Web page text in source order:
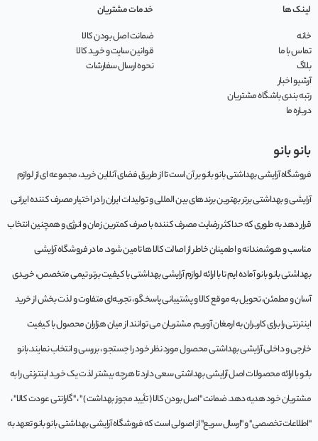
لینک ها
خانه
تماس با ما
بلاگ
آرشیو اخبار
رتبه بندی باشگاه مشتریان
درباره ما
خدمات مشتریان
ضمانت اصل بودن کالا
قوانین سایت و خرید کالا
نحوه ارسال سفارشات
بانو بانو
فروشگاه آرایشی بهداشتی بانو بانو بر آن است تا از طریق فضای آنلاین خرید، مجموعه‌ ای از لوازم
آرایشی و بهداشتی برتر بهترین برندهای بین المللی و تولیدات ایران را در اختیار مصرف کننده ایرانی
قرار دهد به طوری که حداکثر رضایت مصرف کننده با صرف کمترین زمان و انرژی و همچنین انتخاب
مناسب و هوشمندانه و اطمینان خاطر از اصالت کالا ها تامین شود. ما در فروشگاه آرایشی
بهداشتی بانو بانو آماده ایم تا با ارائه لوازم آرایشی بهداشتی با کیفیت برتر، تیمی متخصص، خریدی
آسان و مطمئن، تحویل به موقع کالا و پشتیبانی پاسخگو، تجربه‌ای متفاوت و لذت بخش از خرید
اینترنتی را برای کاربران به ارمغان آوریم. مشتريان می توانند از ميان هزاران محصول با کيفيت
خارجی و داخلی آرایشی بهداشتی محصول مورد نظر خود را جستجو ، بررسی و انتخاب نمايند.بانو
بانو با ارائه محصولات اصل آرایشی بهداشتی سعی دارد تا هرچه بیشتر لذت یک خرید اینترنتی را به
مشتریان خود هدیه دهد. ضمانت "اصل بودن کالا ( تأیید مجوز بهداشت ) " ، "گارانتی عودت کالا" ،
"اطلاعات تخصصی" و "ارسال سریع" از اصولی است که فروشگاه آرایشی بهداشتی بانو بانو تعهد به